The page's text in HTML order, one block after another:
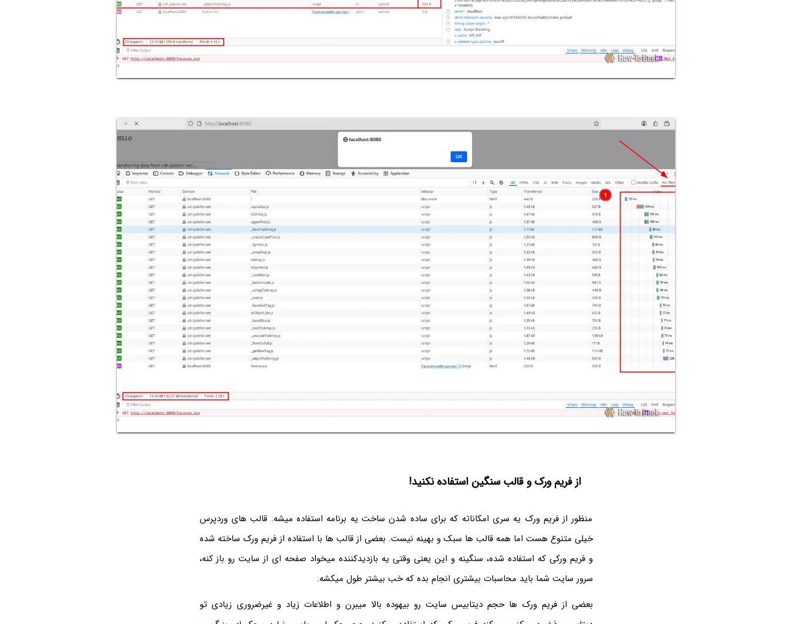
از فریم ورک و قالب سنگین استفاده نکنید!
منظور از فریم ورک یه سری امکاناته که برای ساده شدن ساخت یه برنامه استفاده میشه. قالب های وردپرس
خیلی متنوع هست اما همه قالب ها سبک و بهینه نیست. بعضی از قالب ها با استفاده از فریم ورک ساخته شده
و فریم ورکی که استفاده شده، سنگینه و این یعنی وقتی یه بازدیدکننده میخواد صفحه ای از سایت رو باز کنه،
سرور سایت شما باید محاسبات بیشتری انجام بده که خب بیشتر طول میکشه.
بعضی از فریم ورک ها حجم دیتابیس سایت رو بیهوده بالا میبرن و اطلاعات زیاد و غیرضروری زیادی تو